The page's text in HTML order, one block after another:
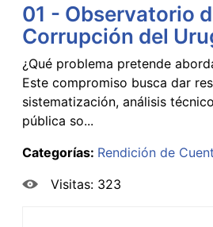
01 - Observatorio
Corrupción del
¿Qué problema pretende
Este compromiso busca dar
sistematización, análisis
pública so...
Categorías: Rendición de
Visitas: 323